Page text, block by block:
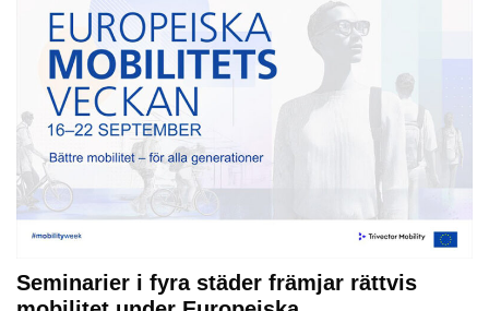
Seminarier i fyra städer främjar rättvis